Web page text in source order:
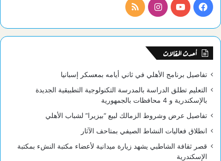
فيسبوكيوتيوبانستقرامملخص
الموقع
أحدث المقالات
تفاصيل برنامج الأهلي في ثاني أيامه بمعسكر إسبانيا
التعليم تطلق الدراسة بالمدرسة التكنولوجية التطبيقية الجديدة
بالإسكندرية و 4 محافظات بالجمهورية
تفاصيل عرض وشروط الزمالك لبيع “بيزيرا” لشباب الأهلي
انطلاق فعاليات النشاط الصيفي بمتاحف الآثار
قصر ثقافة الشاطبي يشهد زيارة ميدانية لأعضاء مكتبة النشء بمكتبة
الإسكندرية